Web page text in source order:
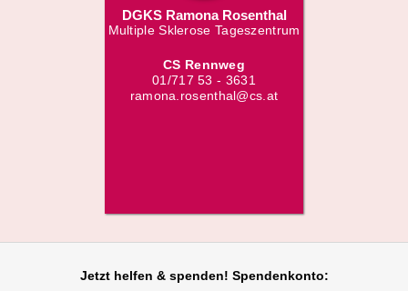
DGKS Ramona Rosenthal
Multiple Sklerose Tageszentrum
CS Rennweg
01/717 53 - 3631
ramona.rosenthal@cs.at
Jetzt helfen & spenden! Spendenkonto: